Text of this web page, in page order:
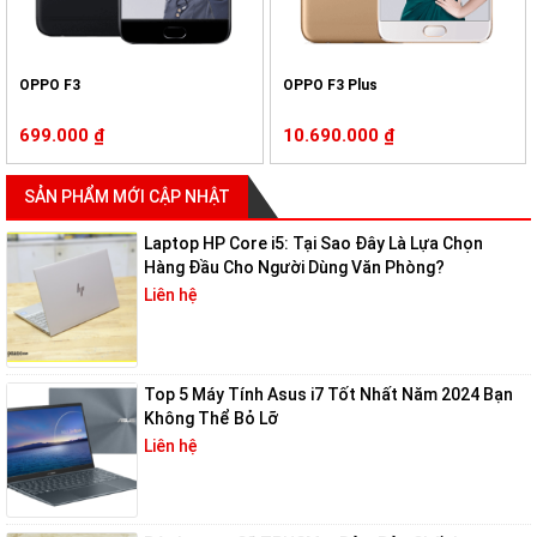
Phần mềm độc quyền:Asus cung cấp nhiều phần mềm độc quyền
hỗ trợ tối ưu hóa hiệu năng và bảo trì máy tính.
bảo hành lâu dài và dịch vụ hỗ trợ khách hàng tận tình.
Các dòng máy tính Asus i7 tốt nhất hiện nay
Asus ZenBook 14 UX425EA
OPPO F3
699.000 ₫
OPPO F3 Plus
10.690.000₫
SẢN PHẨM MỚI CẬP NHẬT
Laptop HP Core i5: Tại Sao Đây Là Lựa Chọn
Hàng Đầu Cho Người Dùng Văn Phòng?
Liên hệ
Top 5 Máy Tính Asus i7 Tốt Nhất Năm 2024 Bạn
Không Thể Bỏ Lỡ
Liên hệ